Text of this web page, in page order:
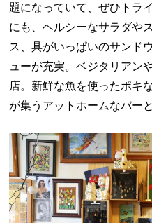
題になっていて、ぜひトラ
にも、ヘルシーなサラダや
ス、具がいっぱいのサンド
ューが充実。ベジタリアン
店。新鮮な魚を使ったポキ
が集うアットホームなバー